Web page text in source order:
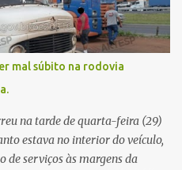
mal súbito na rodovia
na tarde de quarta-feira (29)
estava no interior do veículo,
de serviços às margens da